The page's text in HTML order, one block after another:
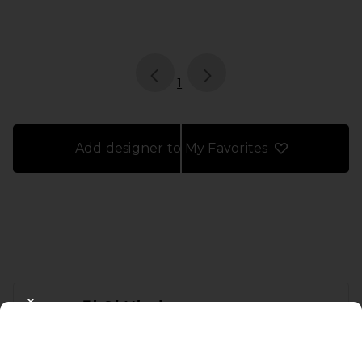
page
1
Add designer to My Favorites
10% 할인받기